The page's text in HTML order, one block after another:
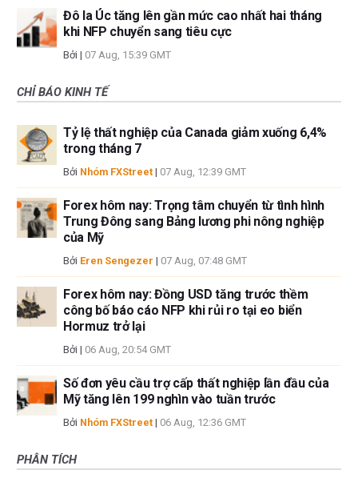
Đô la Úc tăng lên gần mức cao nhất hai tháng
khi NFP chuyển sang tiêu cực
Bởi | 07 Aug, 15:39 GMT
CHỈ BÁO KINH TẾ
Tỷ lệ thất nghiệp của Canada giảm xuống 6,4%
trong tháng 7
Bởi Nhóm FXStreet | 07 Aug, 12:39 GMT
Forex hôm nay: Trọng tâm chuyển từ tình hình
Trung Đông sang Bảng lương phi nông nghiệp
của Mỹ
Bởi Eren Sengezer | 07 Aug, 07:48 GMT
Forex hôm nay: Đồng USD tăng trước thềm
công bố báo cáo NFP khi rủi ro tại eo biển
Hormuz trở lại
Bởi | 06 Aug, 20:54 GMT
Số đơn yêu cầu trợ cấp thất nghiệp lần đầu của
Mỹ tăng lên 199 nghìn vào tuần trước
Bởi Nhóm FXStreet | 06 Aug, 12:36 GMT
PHÂN TÍCH